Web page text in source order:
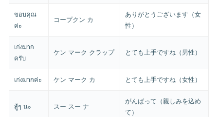
ขอบคุณ
ค่ะ
コープクン カ
ありがとうございます（女
性）
เก่งมาก
ครับ
ケン マーク クラップ とても上手ですね（男性）
เก่งมากค่ะ ケン マーク カ とても上手ですね（女性）
สู้ๆ นะ スー スー ナ
がんばって（親しみを込め
て）